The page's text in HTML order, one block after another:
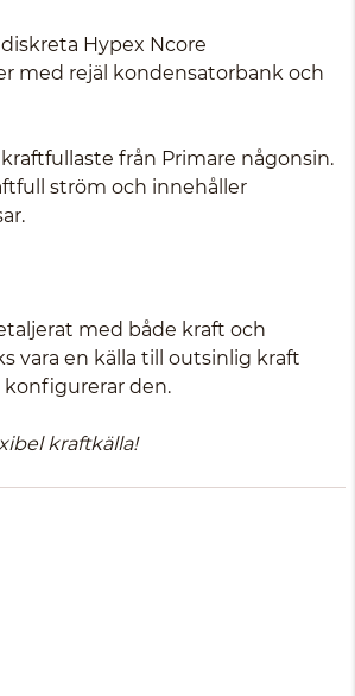
Hypex Ncore
med rejäl kondensatorbank och
från Primare någonsin.
ström och innehåller
med både kraft och
vara en källa till outsinlig kraft
den.
kraftkälla!